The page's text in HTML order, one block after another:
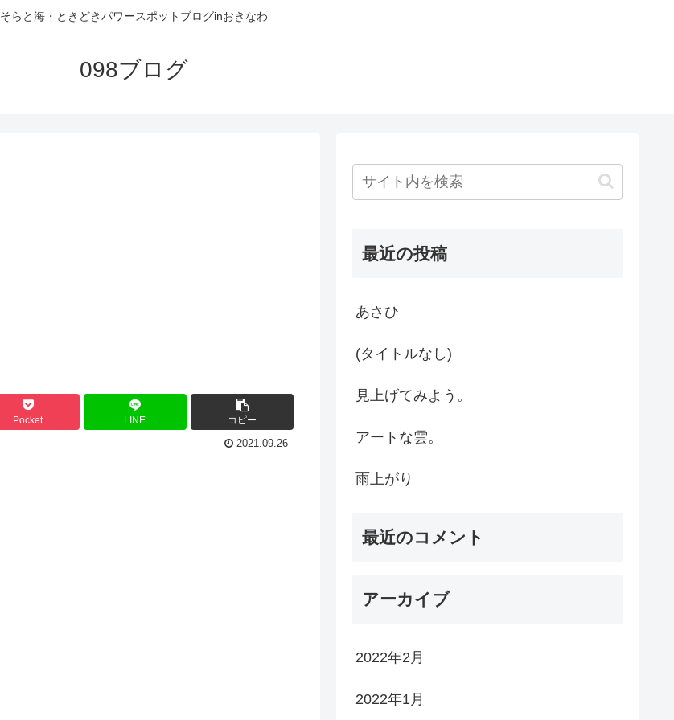
そらと海・ときどきパワースポットブログinおきなわ
098ブログ
Pocket LINE コピー
2021.09.26
最近の投稿
あさひ
(タイトルなし)
見上げてみよう。
アートな雲。
雨上がり
最近のコメント
アーカイブ
2022年2月
2022年1月